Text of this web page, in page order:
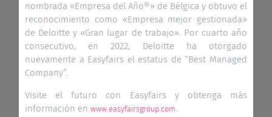
nombrada «Empresa del Año®» de Bélgica y obtuvo el
reconocimiento como «Empresa mejor gestionada»
de Deloitte y «Gran lugar de trabajo». Por cuarto año
consecutivo, en 2022, Deloitte ha otorgado
nuevamente a Easyfairs el estatus de “Best Managed
Company”.
Visite el futuro con Easyfairs y obtenga más
información en www.easyfairsgroup.com.